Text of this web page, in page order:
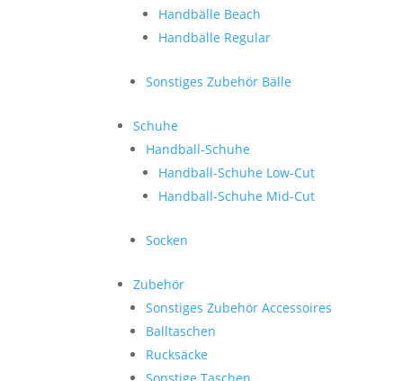
Handbälle Beach
Handbälle Regular
Sonstiges Zubehör Bälle
Schuhe
Handball-Schuhe
Handball-Schuhe Low-Cut
Handball-Schuhe Mid-Cut
Socken
Zubehör
Sonstiges Zubehör Accessoires
Balltaschen
Rucksäcke